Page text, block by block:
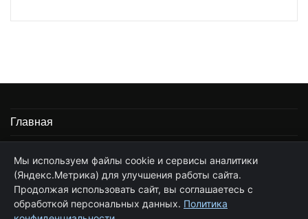
Главная
Частные услуги программиста 1С
Стоимость услуг по сопровождению 1С
Мы используем файлы cookie и сервисы аналитики
(Яндекс.Метрика) для улучшения работы сайта.
Продолжая использовать сайт, вы соглашаетесь с
обработкой персональных данных. Политика